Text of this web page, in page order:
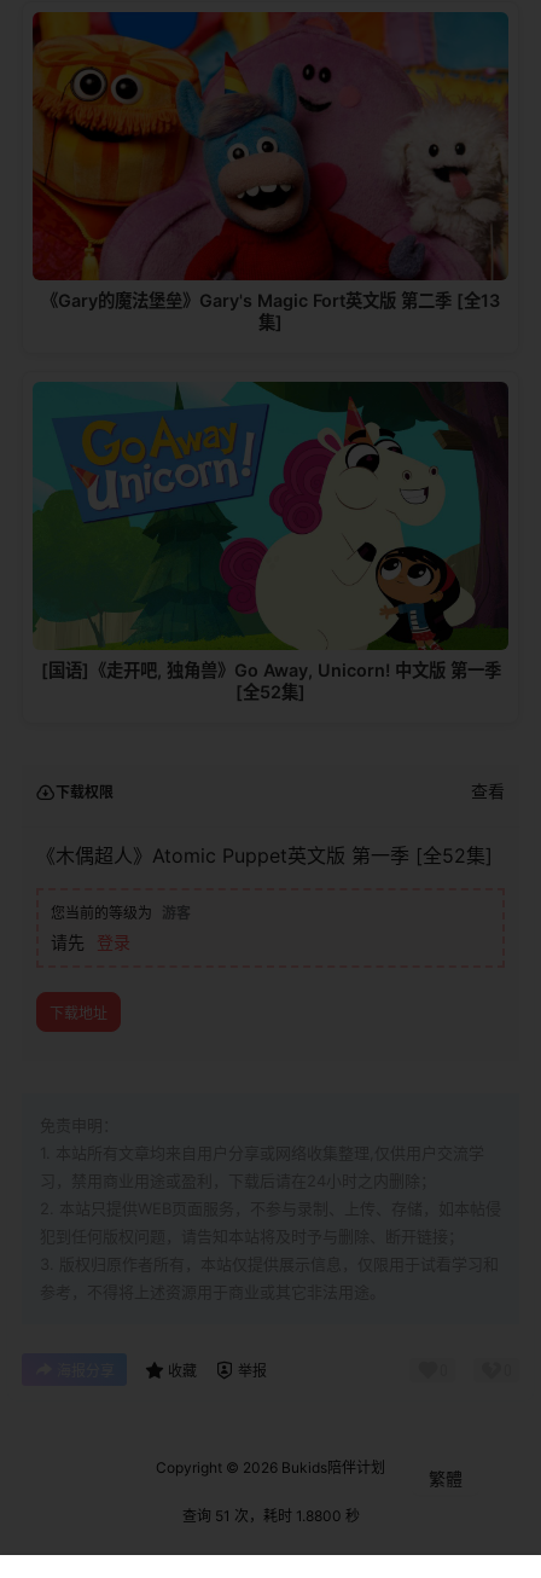
《Gary的魔法堡垒》Gary's Magic Fort英文版 第二季 [全13
集]
[国语]《走开吧, 独角兽》Go Away, Unicorn! 中文版 第一季
[全52集]
下载权限 查看
《木偶超人》Atomic Puppet英文版 第一季 [全52集]
您当前的等级为 游客
请先 登录
下载地址
收藏 举报
Copyright © 2026 Bukids陪伴计划
查询 51 次，耗时 1.8800 秒
繁體